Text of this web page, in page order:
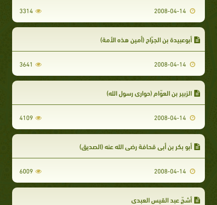
3314
أبوعبيدة بن الجرّاح (أمين هذه الأمة)
3641
الزبير بن العوّام (حواري رسول الله)
4109
أبو بكر بن أبي قحافة رضي الله عنه (الصديق)
6009
أشجّ عبد القيس العبدي